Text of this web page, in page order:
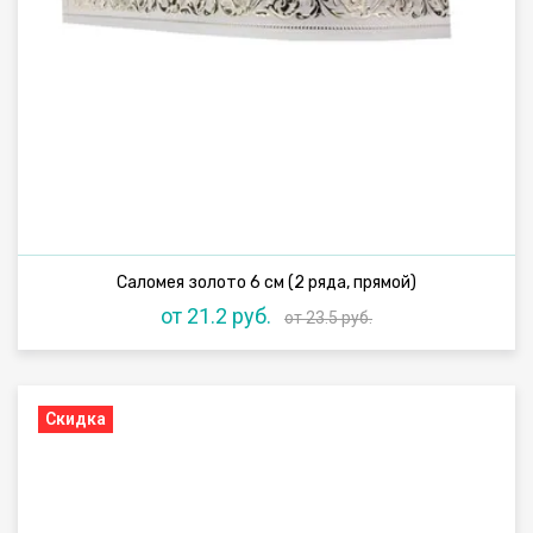
Саломея золото 6 см (2 ряда, прямой)
от 21.2 руб. от 23.5 руб.
Скидка